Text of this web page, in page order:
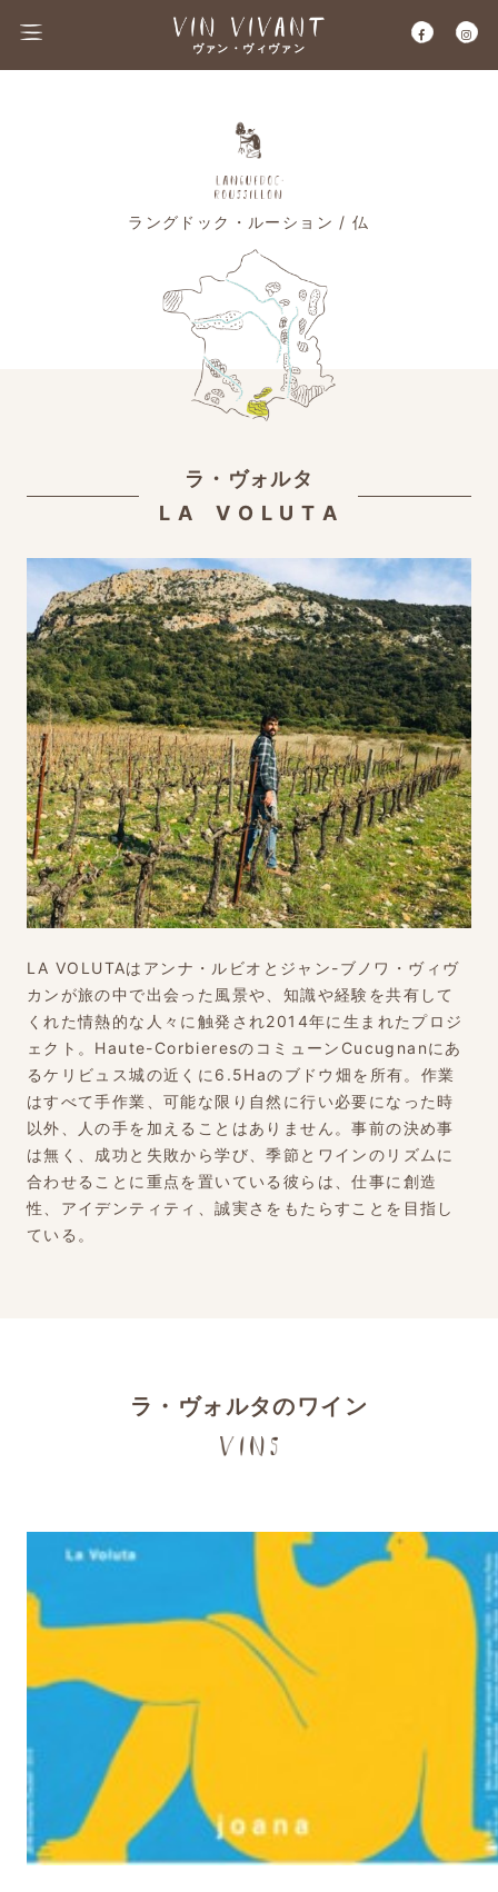
ヴァン・ヴィヴァン
ラングドック・ルーション / 仏
ラ・ヴォルタ
L A V O L U T A
LA VOLUTAはアンナ・ルビオとジャン-ブノワ・ヴィヴ
カンが旅の中で出会った風景や、知識や経験を共有して
くれた情熱的な人々に触発され2014年に生まれたプロジ
ェクト。Haute-CorbieresのコミューンCucugnanにあ
るケリビュス城の近くに6.5Haのブドウ畑を所有。作業
はすべて手作業、可能な限り自然に行い必要になった時
以外、人の手を加えることはありません。事前の決め事
は無く、成功と失敗から学び、季節とワインのリズムに
合わせることに重点を置いている彼らは、仕事に創造
性、アイデンティティ、誠実さをもたらすことを目指し
ている。
ラ・ヴォルタのワイン